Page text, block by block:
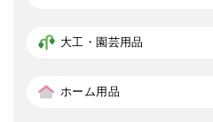
大工・園芸用品
ホーム用品